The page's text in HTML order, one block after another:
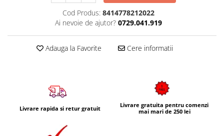
Cod Produs: 8414778212022
Ai nevoie de ajutor? 0729.041.919
Adauga la Favorite Cere informatii
Livrare rapida si retur gratuit
Livrare gratuita pentru comenzi
mai mari de 250 lei